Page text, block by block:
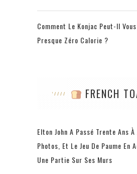
Comment Le Konjac Peut-Il
Presque Zéro Calorie ?
FRENCH
Elton John A Passé Trente Ans
Photos, Et Le Jeu De Paume En
Une Partie Sur Ses Murs